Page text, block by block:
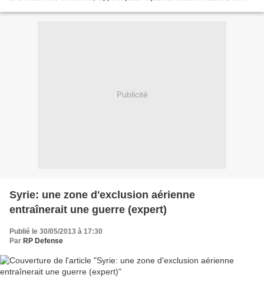
Publicité
Syrie: une zone d'exclusion aérienne
entraînerait une guerre (expert)
Publié le 30/05/2013 à 17:30
Par RP Defense